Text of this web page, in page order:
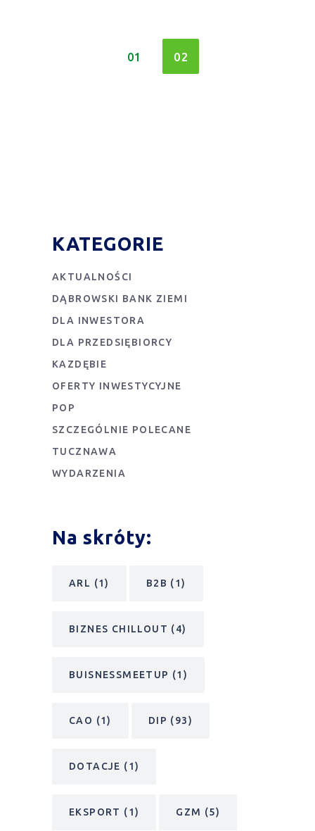
01 02
KATEGORIE
AKTUALNOŚCI
DĄBROWSKI BANK ZIEMI
DLA INWESTORA
DLA PRZEDSIĘBIORCY
KAZDĘBIE
OFERTY INWESTYCYJNE
POP
SZCZEGÓLNIE POLECANE
TUCZNAWA
WYDARZENIA
Na skróty:
ARL (1) B2B (1)
BIZNES CHILLOUT (4)
BUISNESSMEETUP (1)
CAO (1) DIP (93)
DOTACJE (1)
EKSPORT (1) GZM (5)